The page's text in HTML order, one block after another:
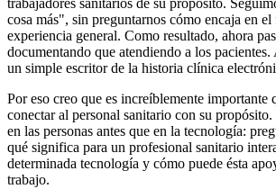
trabajadores sanitarios de su propósito.
cosa más", sin preguntarnos cómo encaja en
experiencia general. Como resultado, ahora
documentando que atendiendo a los pacientes.
un simple escritor de la historia clínica
Por eso creo que es increíblemente importante
conectar al personal sanitario con su
en las personas antes que en la tecnología:
qué significa para un profesional sanitario
determinada tecnología y cómo puede ésta
trabajo.